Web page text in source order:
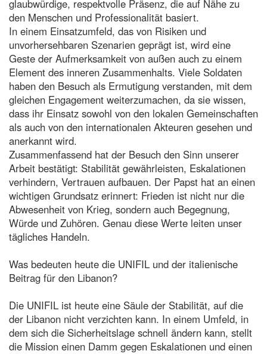
glaubwürdige, respektvolle Präsenz, die auf Nähe zu
den Menschen und Professionalität basiert.
In einem Einsatzumfeld, das von Risiken und
unvorhersehbaren Szenarien geprägt ist, wird eine
Geste der Aufmerksamkeit von außen auch zu einem
Element des inneren Zusammenhalts. Viele Soldaten
haben den Besuch als Ermutigung verstanden, mit dem
gleichen Engagement weiterzumachen, da sie wissen,
dass ihr Einsatz sowohl von den lokalen Gemeinschaften
als auch von den internationalen Akteuren gesehen und
anerkannt wird.
Zusammenfassend hat der Besuch den Sinn unserer
Arbeit bestätigt: Stabilität gewährleisten, Eskalationen
verhindern, Vertrauen aufbauen. Der Papst hat an einen
wichtigen Grundsatz erinnert: Frieden ist nicht nur die
Abwesenheit von Krieg, sondern auch Begegnung,
Würde und Zuhören. Genau diese Werte leiten unser
tägliches Handeln.
Was bedeuten heute die UNIFIL und der italienische
Beitrag für den Libanon?
Die UNIFIL ist heute eine Säule der Stabilität, auf die
der Libanon nicht verzichten kann. In einem Umfeld, in
dem sich die Sicherheitslage schnell ändern kann, stellt
die Mission einen Damm gegen Eskalationen und einen